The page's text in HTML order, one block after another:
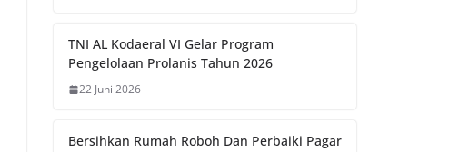
TNI AL Kodaeral VI Gelar Program
Pengelolaan Prolanis Tahun 2026
22 Juni 2026
Bersihkan Rumah Roboh Dan Perbaiki Pagar